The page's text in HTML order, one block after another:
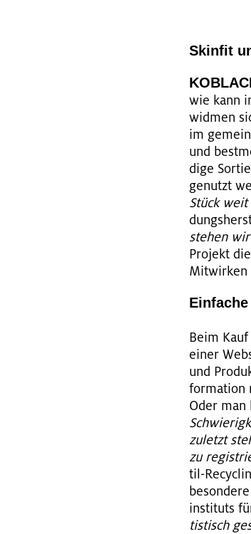
Skin­fit
wie kann
wid­men
im
und
di­ge
ge­nutzt
Stück
ste­hen
Pro­jekt
Mit­wir­ken
Beim
einer
und
for­ma­ti­on
Oder man
zu­letzt
zu
til-
in­sti­tuts
tis­tisch